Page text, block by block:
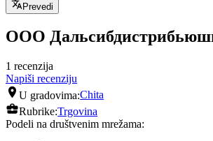
Prevedi
ООО
1 recenzija
Napiši recenziju
U gradovima:Chita
Rubrike:Trgovina
Podeli na društvenim mrežama: